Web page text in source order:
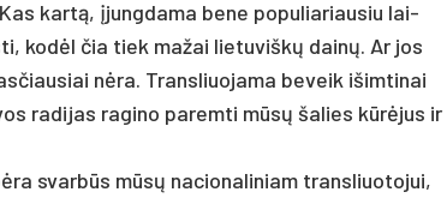
kartą, įjung­da­ma be­ne po­pu­lia­riau­siu lai­
kodėl čia tiek ma­žai lie­tu­viškų dainų. Ar jos
nėra. Trans­liuo­ja­ma be­veik išim­ti­nai
ra­di­jas ra­gi­no pa­rem­ti mūsų ša­lies kūrėjus ir
svarbūs mūsų na­cio­na­li­niam trans­liuo­to­jui,